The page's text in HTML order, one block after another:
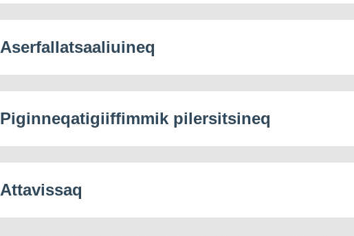
Aserfallatsaaliuineq
Piginneqatigiiffimmik pilersitsineq
Attavissaq